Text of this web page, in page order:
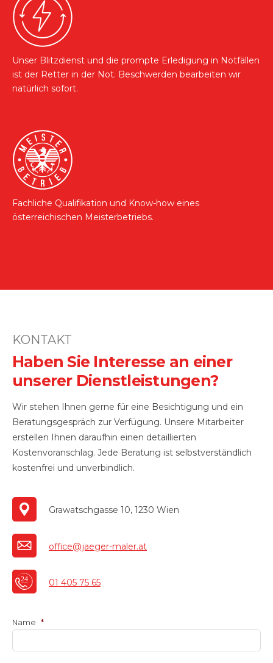
Unser Blitzdienst und die prompte Erledigung in Notfällen
ist der Retter in der Not. Beschwerden bearbeiten wir
natürlich sofort.
Fachliche Qualifikation und Know-how eines
österreichischen Meisterbetriebs.
KONTAKT
Haben Sie Interesse an einer
unserer Dienstleistungen?
Wir stehen Ihnen gerne für eine Besichtigung und ein
Beratungsgespräch zur Verfügung. Unsere Mitarbeiter
erstellen Ihnen daraufhin einen detaillierten
Kostenvoranschlag. Jede Beratung ist selbstverständlich
kostenfrei und unverbindlich.
Grawatschgasse 10, 1230 Wien
office@jaeger-maler.at
01 405 75 65
Name *